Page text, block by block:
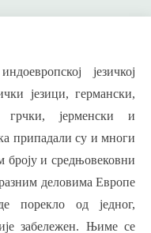
језичкој
језици, германски,
грчки, јерменски и
припадали су и многи
броју и средњовековни
деловима Европе
порекло од једног,
забележен. Њиме се